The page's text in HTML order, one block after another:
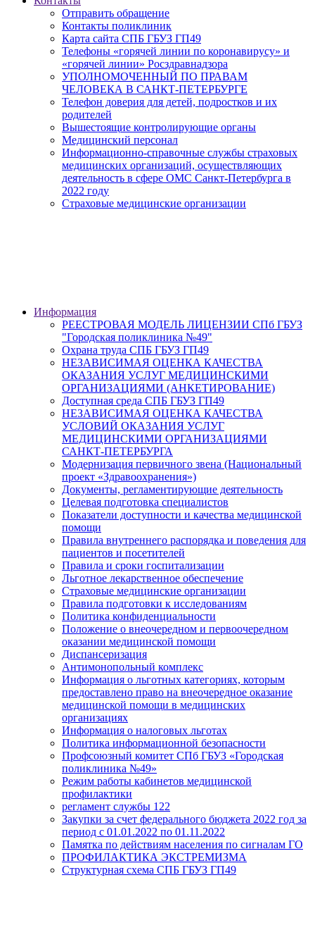
Отправить обращение
Контакты поликлиник
Карта сайта СПБ ГБУЗ ГП49
Телефоны «горячей линии по коронавирусу» и
«горячей линии» Росздравнадзора
УПОЛНОМОЧЕННЫЙ ПО ПРАВАМ
ЧЕЛОВЕКА В САНКТ-ПЕТЕРБУРГЕ
Телефон доверия для детей, подростков и их
родителей
Вышестоящие контролирующие органы
Медицинский персонал
Информационно-справочные службы страховых
медицинских организаций, осуществляющих
деятельность в сфере ОМС Санкт-Петербурга в
2022 году
Страховые медицинские организации
Информация
РЕЕСТРОВАЯ МОДЕЛЬ ЛИЦЕНЗИИ СПб ГБУЗ
"Городская поликлиника №49"
Охрана труда СПБ ГБУЗ ГП49
НЕЗАВИСИМАЯ ОЦЕНКА КАЧЕСТВА
ОКАЗАНИЯ УСЛУГ МЕДИЦИНСКИМИ
ОРГАНИЗАЦИЯМИ (АНКЕТИРОВАНИЕ)
Доступная среда СПБ ГБУЗ ГП49
НЕЗАВИСИМАЯ ОЦЕНКА КАЧЕСТВА
УСЛОВИЙ ОКАЗАНИЯ УСЛУГ
МЕДИЦИНСКИМИ ОРГАНИЗАЦИЯМИ
САНКТ-ПЕТЕРБУРГА
Модернизация первичного звена (Национальный
проект «Здравоохранения»)
Документы, регламентирующие деятельность
Целевая подготовка специалистов
Показатели доступности и качества медицинской
помощи
Правила внутреннего распорядка и поведения для
пациентов и посетителей
Правила и сроки госпитализации
Льготное лекарственное обеспечение
Страховые медицинские организации
Правила подготовки к исследованиям
Политика конфиденциальности
Положение о внеочередном и первоочередном
оказании медицинской помощи
Диспансеризация
Антимонопольный комплекс
Информация о льготных категориях, которым
предоставлено право на внеочередное оказание
медицинской помощи в медицинских
организациях
Информация о налоговых льготах
Политика информационной безопасности
Профсоюзный комитет СПб ГБУЗ «Городская
поликлиника №49»
Режим работы кабинетов медицинской
профилактики
регламент службы 122
Закупки за счет федерального бюджета 2022 год за
период с 01.01.2022 по 01.11.2022
Памятка по действиям населения по сигналам ГО
ПРОФИЛАКТИКА ЭКСТРЕМИЗМА
Структурная схема СПБ ГБУЗ ГП49